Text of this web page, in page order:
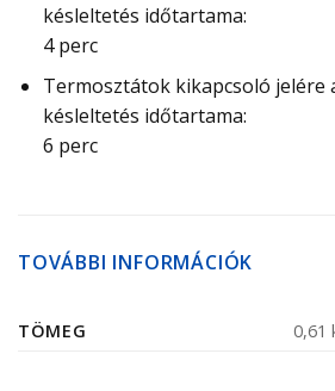
késleltetés időtartama:
4 perc
Termosztátok kikapcsoló jelére
késleltetés időtartama:
6 perc
TOVÁBBI INFORMÁCIÓK
TÖMEG 0,61